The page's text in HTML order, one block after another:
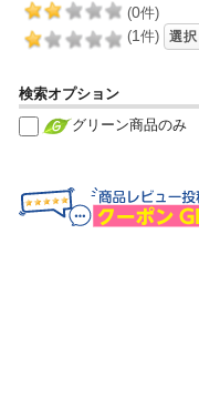
(0件)
(1 件) 選択
検索オプション
グリーン商品のみ